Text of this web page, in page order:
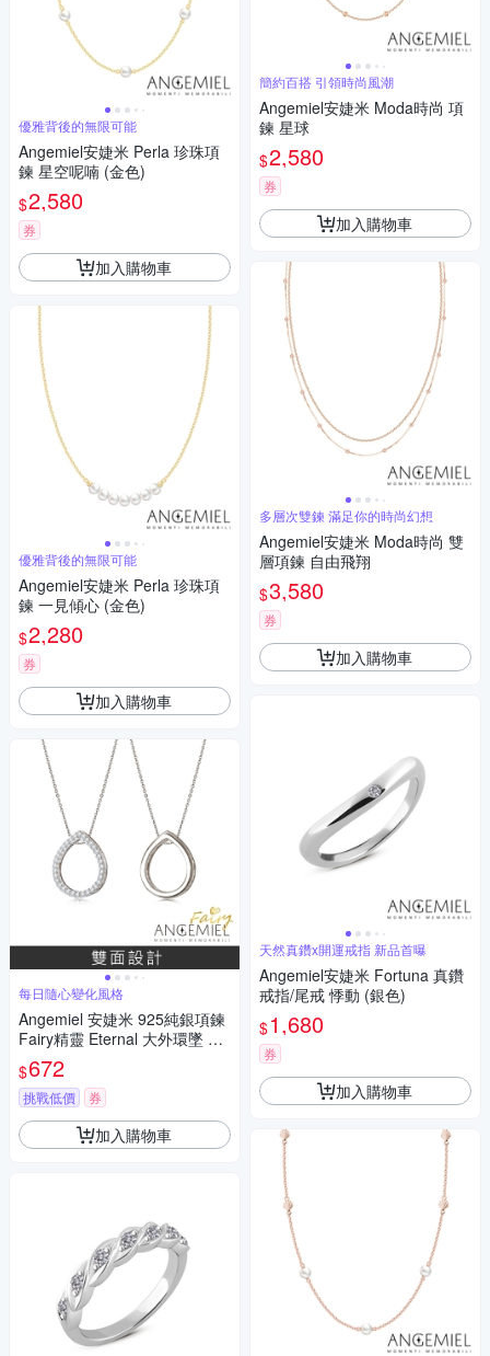
優雅背後的無限可能
Angemiel安婕米 Perla 珍珠項
鍊 星空呢喃 (金色)
$2,580
券
加入購物車
優雅背後的無限可能
Angemiel安婕米 Perla 珍珠項
鍊 一見傾心 (金色)
$2,280
券
加入購物車
每日隨心變化風格
Angemiel 安婕米 925純銀項鍊
Fairy精靈 Eternal 大外環墜 白
鑽.銀
$672
挑戰低價 券
加入購物車
簡約百搭 引領時尚風潮
Angemiel安婕米 Moda時尚 項
鍊 星球
$2,580
券
加入購物車
多層次雙鍊 滿足你的時尚幻想
Angemiel安婕米 Moda時尚 雙
層項鍊 自由飛翔
$3,580
券
加入購物車
天然真鑽x開運戒指 新品首曝
Angemiel安婕米 Fortuna 真鑽
戒指/尾戒 悸動 (銀色)
$1,680
券
加入購物車